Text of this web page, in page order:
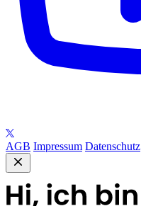
AGB Impressum Datenschutz